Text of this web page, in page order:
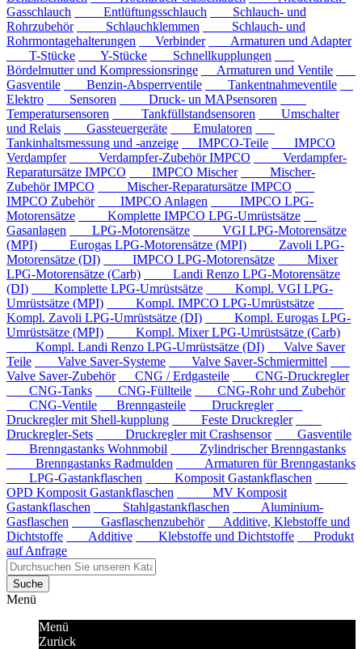
Gasschlauch
Entlüftungsschlauch
Schlauch- und
Rohrzubehör
Schlauchklemmen
Schlauch- und
Rohrmontagehalterungen
Verbinder
Armaturen und Adapter
T-Stücke
Y-Stücke
Schnellkupplungen
Bördelmutter und Kompressionsringe
Armaturen und Ventile
Gasventile
Benzin-Absperrventile
Tankentnahmeventile
Elektro
Sensoren
Druck- un MAPsensoren
Temperatursensoren
Tankfüllstandsensoren
Umschalter
und Relais
Gassteuergeräte
Emulatoren
Tankinhaltsmessung und -anzeige
IMPCO-Teile
IMPCO
Verdampfer
Verdampfer-Zubehör IMPCO
Verdampfer-
Reparatursätze IMPCO
IMPCO Mischer
Mischer-
Zubehör IMPCO
Mischer-Reparatursätze IMPCO
IMPCO Zubehör
IMPCO Anlagen
IMPCO LPG-
Motorensätze
Komplette IMPCO LPG-Umrüstsätze
Gasanlagen
LPG-Motorensätze
VGI LPG-Motorensätze
(MPI)
Eurogas LPG-Motorensätze (MPI)
Zavoli LPG-
Motorensätze (DI)
IMPCO LPG-Motorensätze
Mixer
LPG-Motorensätze (Carb)
Landi Renzo LPG-Motorensätze
(DI)
Komplette LPG-Umrüstsätze
Kompl. VGI LPG-
Umrüstsätze (MPI)
Kompl. IMPCO LPG-Umrüstsätze
Kompl. Zavoli LPG-Umrüstsätze (DI)
Kompl. Eurogas LPG-
Umrüstsätze (MPI)
Kompl. Mixer LPG-Umrüstsätze (Carb)
Kompl. Landi Renzo LPG-Umrüstsätze (DI)
Valve Saver
Teile
Valve Saver-Systeme
Valve Saver-Schmiermittel
Valve Saver-Zubehör
CNG / Erdgasteile
CNG-Druckregler
CNG-Tanks
CNG-Füllteile
CNG-Rohr und Zubehör
CNG-Ventile
Brenngasteile
Druckregler
Druckregler mit Shell-kupplung
Feste Druckregler
Druckregler-Sets
Druckregler mit Crashsensor
Gasventile
Brenngastanks Wohnmobil
Zylindrischer Brenngastanks
Brenngastanks Radmulden
Armaturen für Brenngastanks
LPG-Gastankflaschen
Komposit Gastankflaschen
OPD Komposit Gastankflaschen
MV Komposit
Gastankflaschen
Stahlgastankflaschen
Aluminium-
Gasflaschen
Gasflaschenzubehör
Additive, Klebstoffe und
Dichtstoffe
Additive Klebstoffe und Dichtstoffe
Produkt
auf Anfrage
Suche
Menü
Menü
Zurück